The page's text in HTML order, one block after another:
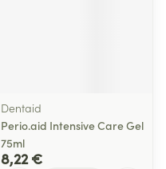
Dentaid
Perio.aid Intensive Care Gel
75ml
8,22 €